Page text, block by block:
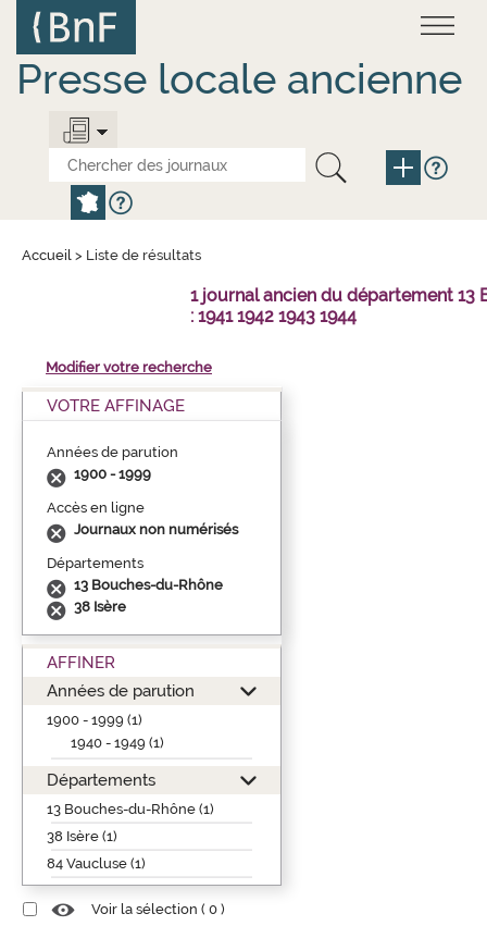
contenu
principal
Presse locale ancienne
Accueil > Liste de résultats
1 journal ancien du département
: 1941 1942 1943 1944
Modifier votre recherche
VOTRE AFFINAGE
Années de parution
1900 - 1999
Accès en ligne
Journaux non numérisés
Départements
13 Bouches-du-Rhône
38 Isère
AFFINER
Années de parution
1900 - 1999 (1)
1940 - 1949 (1)
Départements
13 Bouches-du-Rhône (1)
38 Isère (1)
84 Vaucluse (1)
Voir la sélection ( 0 )
Panneau de gestion des cookies